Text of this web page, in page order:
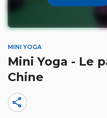
MINI YOGA
Mini Yoga - Le
Chine
share